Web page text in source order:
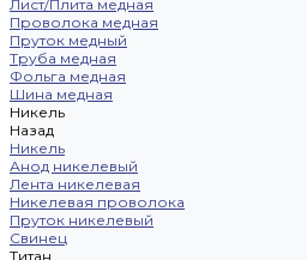
Лист/Плита медная
Проволока медная
Пруток медный
Труба медная
Фольга медная
Шина медная
Никель
Назад
Никель
Анод никелевый
Лента никелевая
Никелевая проволока
Пруток никелевый
Свинец
Титан